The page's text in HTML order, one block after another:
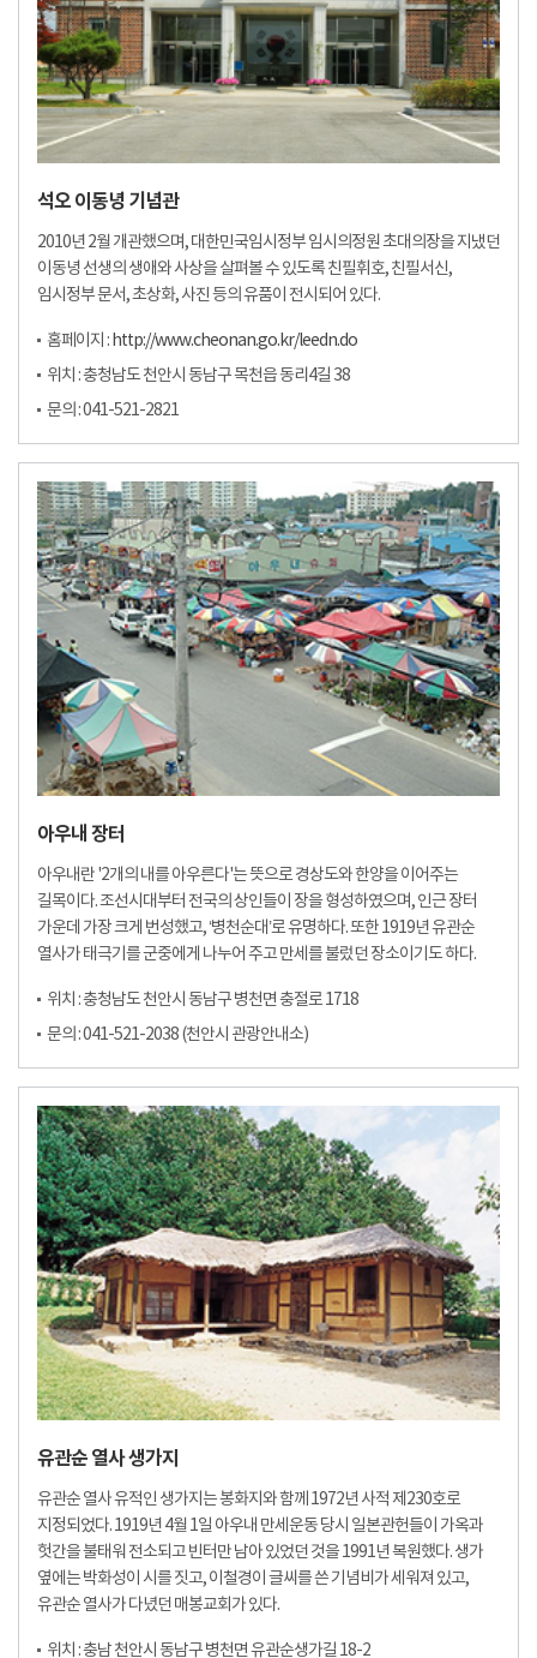
석오 이동녕 기념관
2010년 2월 개관했으며, 대한민국임시정부 임시의정원 초대의장을 지냈던
이동녕 선생의 생애와 사상을 살펴볼 수 있도록 친필휘호, 친필서신,
임시정부 문서, 초상화, 사진 등의 유품이 전시되어 있다.
홈페이지 : http://www.cheonan.go.kr/leedn.do
위치 : 충청남도 천안시 동남구 목천읍 동리4길 38
문의 : 041-521-2821
아우내 장터
아우내란 '2개의 내를 아우른다'는 뜻으로 경상도와 한양을 이어주는
길목이다. 조선시대부터 전국의 상인들이 장을 형성하였으며, 인근 장터
가운데 가장 크게 번성했고, ‘병천순대’로 유명하다. 또한 1919년 유관순
열사가 태극기를 군중에게 나누어 주고 만세를 불렀던 장소이기도 하다.
위치 : 충청남도 천안시 동남구 병천면 충절로 1718
문의 : 041-521-2038 (천안시 관광안내소)
유관순 열사 생가지
유관순 열사 유적인 생가지는 봉화지와 함께 1972년 사적 제230호로
지정되었다. 1919년 4월 1일 아우내 만세운동 당시 일본관헌들이 가옥과
헛간을 불태워 전소되고 빈터만 남아 있었던 것을 1991년 복원했다. 생가
옆에는 박화성이 시를 짓고, 이철경이 글씨를 쓴 기념비가 세워져 있고,
유관순 열사가 다녔던 매봉교회가 있다.
위치 : 충남 천안시 동남구 병천면 유관순생가길 18-2